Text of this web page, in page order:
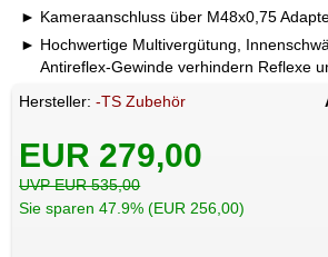
Kameraanschluss über M48x0,75
Hochwertige Multivergütung,
Antireflex-Gewinde verhindern Reflexe
Hersteller:-TS Zubehör
EUR 279,00
UVP EUR 535,00
Sie sparen 47.9% (EUR 256,00)